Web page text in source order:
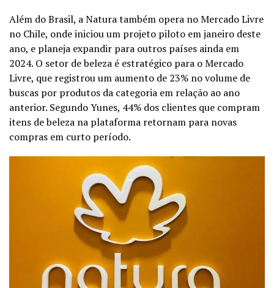
Além do Brasil, a Natura também opera no Mercado Livre
no Chile, onde iniciou um projeto piloto em janeiro deste
ano, e planeja expandir para outros países ainda em
2024. O setor de beleza é estratégico para o Mercado
Livre, que registrou um aumento de 23% no volume de
buscas por produtos da categoria em relação ao ano
anterior. Segundo Yunes, 44% dos clientes que compram
itens de beleza na plataforma retornam para novas
compras em curto período.